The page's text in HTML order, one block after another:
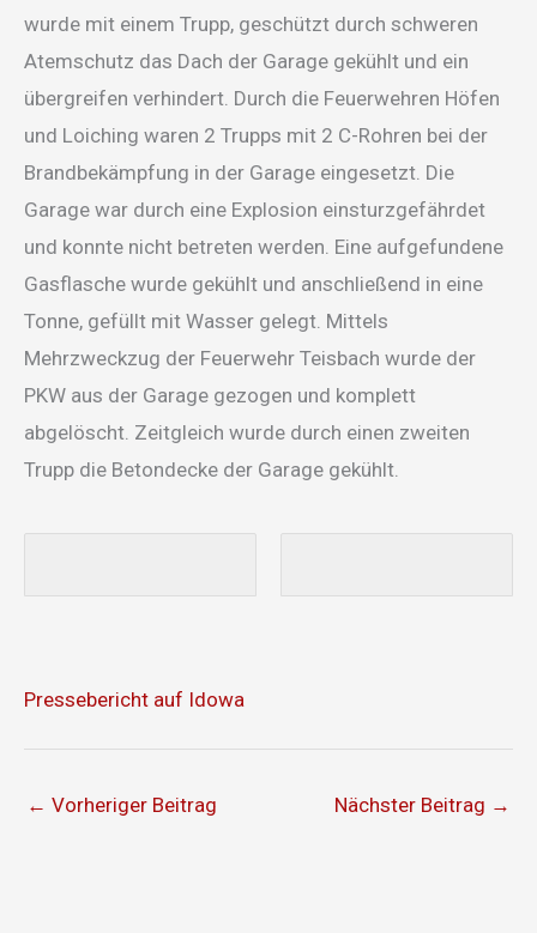
wurde mit einem Trupp, geschützt durch schweren
Atemschutz das Dach der Garage gekühlt und ein
übergreifen verhindert. Durch die Feuerwehren Höfen
und Loiching waren 2 Trupps mit 2 C-Rohren bei der
Brandbekämpfung in der Garage eingesetzt. Die
Garage war durch eine Explosion einsturzgefährdet
und konnte nicht betreten werden. Eine aufgefundene
Gasflasche wurde gekühlt und anschließend in eine
Tonne, gefüllt mit Wasser gelegt. Mittels
Mehrzweckzug der Feuerwehr Teisbach wurde der
PKW aus der Garage gezogen und komplett
abgelöscht. Zeitgleich wurde durch einen zweiten
Trupp die Betondecke der Garage gekühlt.
Pressebericht auf Idowa
← Vorheriger Beitrag Nächster Beitrag →